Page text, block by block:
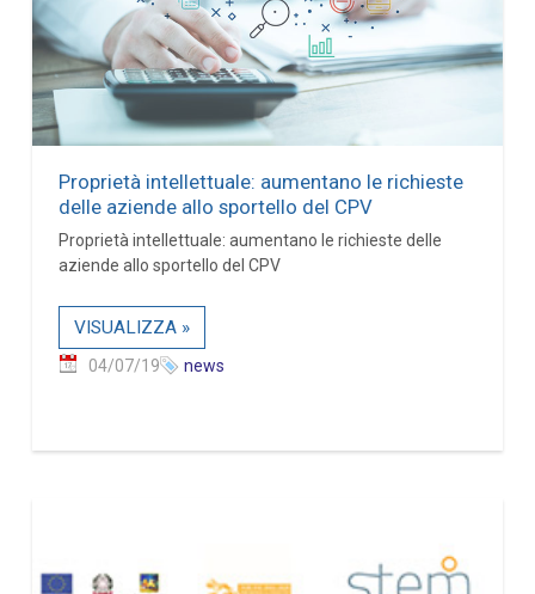
Proprietà intellettuale: aumentano le richieste
delle aziende allo sportello del CPV
Proprietà intellettuale: aumentano le richieste delle
aziende allo sportello del CPV
VISUALIZZA »
04/07/19 news